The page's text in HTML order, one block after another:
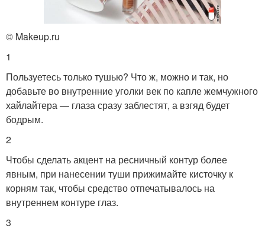
© Makeup.ru
1
Пользуетесь только тушью? Что ж, можно и так, но
добавьте во внутренние уголки век по капле жемчужного
хайлайтера — глаза сразу заблестят, а взгяд будет
бодрым.
2
Чтобы сделать акцент на ресничный контур более
явным, при нанесении туши прижимайте кисточку к
корням так, чтобы средство отпечатывалось на
внутреннем контуре глаз.
3